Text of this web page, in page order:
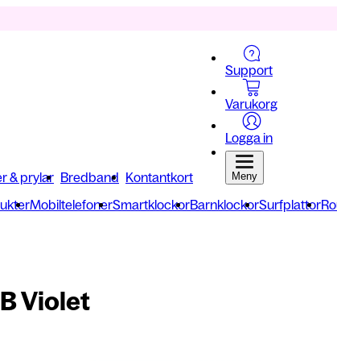
& prylar Bredband Kontantkort
Support
Varukorg
Logga in
Meny
MobiltelefonerSmartklockorBarnklockorSurfplattor
Violet